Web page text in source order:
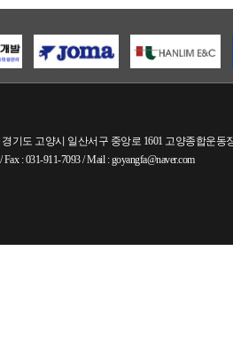
기도 고양시 일산서구 중앙로 1601 고양종합운동
Fax : 031-911-7093 / Mail : goyangfa@naver.com